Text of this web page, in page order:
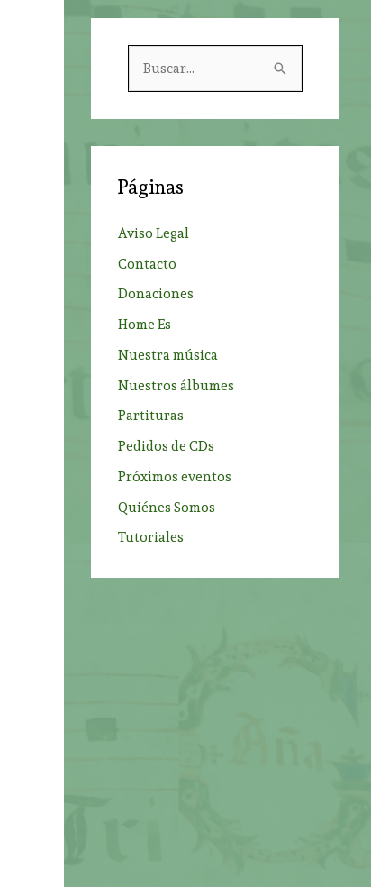
r
:
Páginas
Aviso Legal
Contacto
Donaciones
Home Es
Nuestra música
Nuestros álbumes
Partituras
Pedidos de CDs
Próximos eventos
Quiénes Somos
Tutoriales